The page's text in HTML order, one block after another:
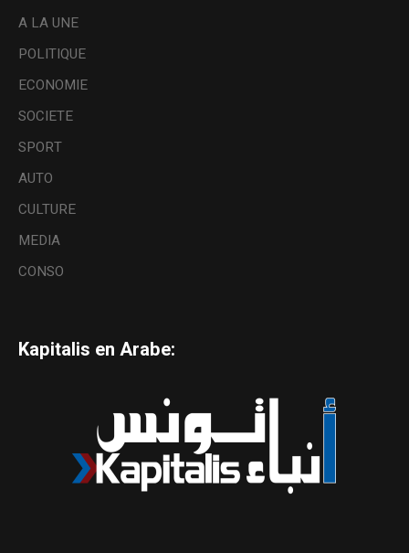
A LA UNE
POLITIQUE
ECONOMIE
SOCIETE
SPORT
AUTO
CULTURE
MEDIA
CONSO
Kapitalis en Arabe: